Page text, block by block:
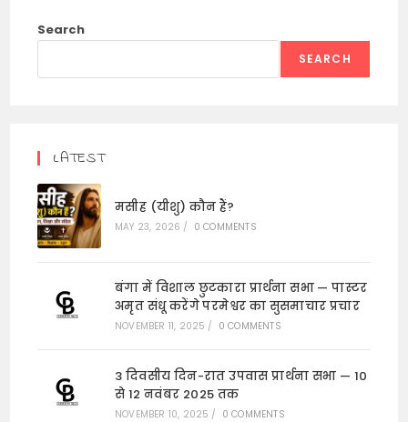
Search
SEARCH
LATEST
मसीह (यीशु) कौन हैं?
MAY 23, 2026 / 0 COMMENTS
बंगा में विशाल छुटकारा प्रार्थना सभा — पास्टर
अमृत संधू करेंगे परमेश्वर का सुसमाचार प्रचार
NOVEMBER 11, 2025 / 0 COMMENTS
3 दिवसीय दिन-रात उपवास प्रार्थना सभा — 10
से 12 नवंबर 2025 तक
NOVEMBER 10, 2025 / 0 COMMENTS